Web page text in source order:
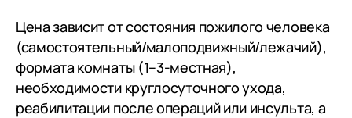
месяц. На
пошёл
Цена зависит от состояния пожилого человека
(самостоятельный/малоподвижный/лежачий),
формата комнаты (1–3-местная),
необходимости круглосуточного ухода,
реабилитации после операций или инсульта, а